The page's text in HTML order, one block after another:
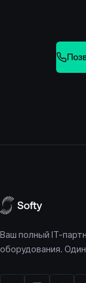
Ваш полный IT-
оборудования.